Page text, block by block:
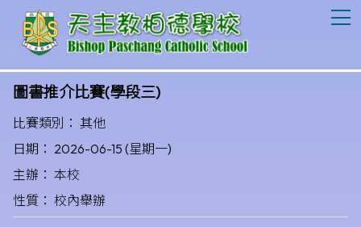
圖書推介比賽(學段三)
比賽類別： 其他
日期： 2026-06-15 (星期一)
主辦： 本校
性質： 校內舉辦